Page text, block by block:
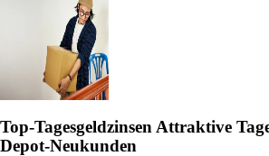
Top-Tagesgeldzinsen Attraktive
Depot-Neukunden